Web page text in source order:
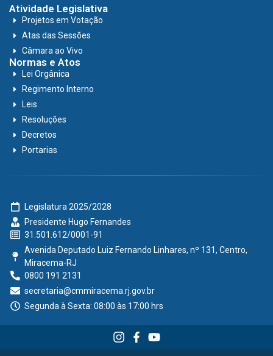
Atividade Legislativa
Projetos em Votação
Atas das Sessões
Câmara ao Vivo
Normas e Atos
Lei Orgânica
Regimento Interno
Leis
Resoluções
Decretos
Portarias
Legislatura 2025/2028
Presidente Hugo Fernandes
31.501.612/0001-91
Avenida Deputado Luiz Fernando Linhares, nº 131, Centro,
Miracema-RJ
0800 191 2131
secretaria@cmmiracema.rj.gov.br
Segunda à Sexta: 08:00 às 17:00 hrs